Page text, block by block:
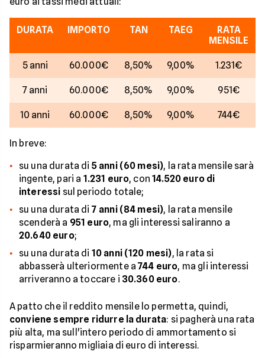
DURATA IMPORTO TAN TAEG
RATA
MENSILE
5 anni 60.000€ 8,50% 9,00% 1.231€
7 anni 60.000€ 8,50% 9,00% 951€
10 anni 60.000€ 8,50% 9,00% 744€
In breve:
su una durata di 5 anni (60 mesi), la rata mensile sarà
ingente, pari a 1.231 euro, con14.520 euro di
interessi sul periodo totale;
su una durata di 7 anni (84 mesi), la rata mensile
scenderà a 951 euro, ma gli interessi saliranno a
20.640 euro;
su una durata di 10 anni (120 mesi), la rata si
abbasserà ulteriormente a744 euro, ma gli interessi
arriveranno a toccare i 30.360 euro.
A patto che il reddito mensile lo permetta, quindi,
conviene sempre ridurre la durata: si pagherà una rata
più alta, ma sull'intero periodo di ammortamento si
risparmieranno migliaia di euro di interessi.